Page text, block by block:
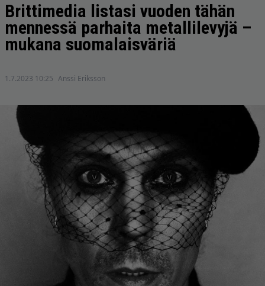
Brittimedia listasi vuoden tähän
mennessä parhaita metallilevyjä –
mukana suomalaisväriä
1.7.2023 10:25 Anssi Eriksson